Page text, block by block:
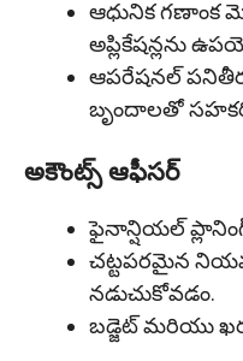
ఆధునిక గణాంక
అప్లికేషన్లను
ఆపరేషనల్
బృందాలతో
అకౌంట్స్ ఆఫీసర్
ఫైనాన్షియల్
చట్టపరమైన
నడుచుకోవడం.
బడ్జెట్ మరియు